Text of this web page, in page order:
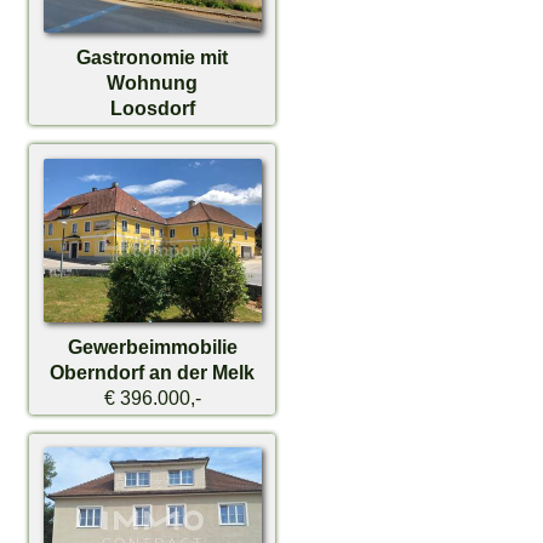
Gastronomie mit
Wohnung
Loosdorf
€ 495.000,-
Gewerbeimmobilie
Oberndorf an der Melk
€ 396.000,-